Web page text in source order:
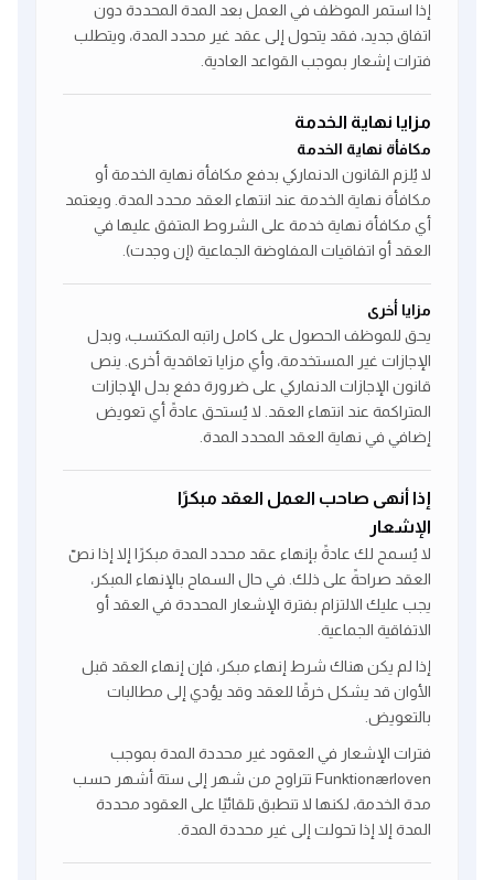
إذا استمر الموظف في العمل بعد المدة المحددة دون
اتفاق جديد، فقد يتحول إلى عقد غير محدد المدة، ويتطلب
فترات إشعار بموجب القواعد العادية.
مزايا نهاية الخدمة
مكافأة نهاية الخدمة
لا يُلزم القانون الدنماركي بدفع مكافأة نهاية الخدمة أو
مكافأة نهاية الخدمة عند انتهاء العقد محدد المدة. ويعتمد
أي مكافأة نهاية خدمة على الشروط المتفق عليها في
العقد أو اتفاقيات المفاوضة الجماعية (إن وجدت).
مزايا أخرى
يحق للموظف الحصول على كامل راتبه المكتسب، وبدل
الإجازات غير المستخدمة، وأي مزايا تعاقدية أخرى. ينص
قانون الإجازات الدنماركي على ضرورة دفع بدل الإجازات
المتراكمة عند انتهاء العقد. لا يُستحق عادةً أي تعويض
إضافي في نهاية العقد المحدد المدة.
إذا أنهى صاحب العمل العقد مبكرًا
الإشعار
لا يُسمح لك عادةً بإنهاء عقد محدد المدة مبكرًا إلا إذا نصّ
العقد صراحةً على ذلك. في حال السماح بالإنهاء المبكر،
يجب عليك الالتزام بفترة الإشعار المحددة في العقد أو
الاتفاقية الجماعية.
إذا لم يكن هناك شرط إنهاء مبكر، فإن إنهاء العقد قبل
الأوان قد يشكل خرقًا للعقد وقد يؤدي إلى مطالبات
بالتعويض.
فترات الإشعار في العقود غير محددة المدة بموجب
Funktionærloven تتراوح من شهر إلى ستة أشهر حسب
مدة الخدمة، لكنها لا تنطبق تلقائيًا على العقود محددة
المدة إلا إذا تحولت إلى غير محددة المدة.